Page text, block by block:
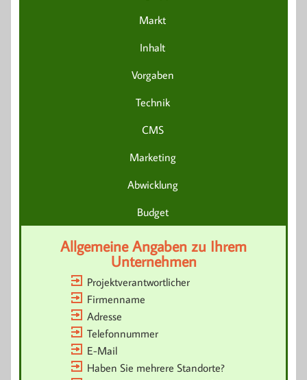
Markt
Inhalt
Vorgaben
Technik
CMS
Marketing
Abwicklung
Budget
Allgemeine Angaben zu Ihrem
Unternehmen
Projektverantwortlicher
Firmenname
Adresse
Telefonnummer
E-Mail
Haben Sie mehrere Standorte?